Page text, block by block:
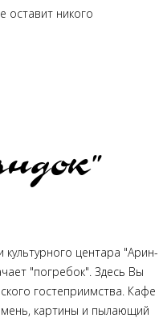
никого
центара "Арин-
"погребок". Здесь Вы
гостеприимства. Кафе
картины и пылающий